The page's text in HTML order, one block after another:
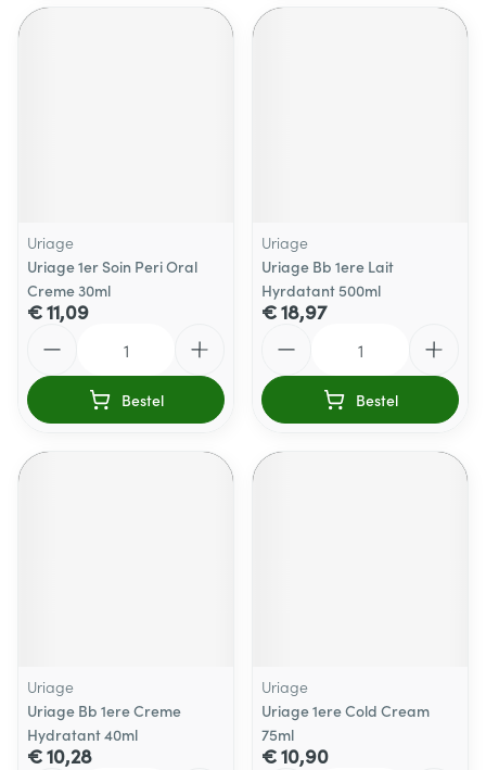
Uriage
Uriage 1er Soin Peri Oral
Creme 30ml
€ 11,09
Bestel
Uriage
Uriage Bb 1ere Lait
Hyrdatant 500ml
€ 18,97
Bestel
Uriage
Uriage Bb 1ere Creme
Hydratant 40ml
€ 10,28
Uriage
Uriage 1ere Cold Cream
75ml
€ 10,90